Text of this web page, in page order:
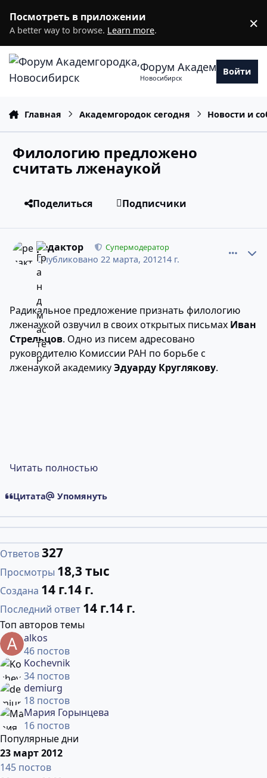
Посмотреть в приложении
A better way to browse. Learn more. ×
Форум Академгородка
Новосибирск
Войти
Главная Академгородок сегодня Новости и
Филологию предложено
считать лженаукой
Поделиться Подписчики
редактор Супермодератор
Опубликовано 22 марта, 201214 г.
Радикальное предложение признать филологию
лженаукой озвучил в своих открытых письмах Иван
Стрельцов. Одно из писем адресовано
руководителю Комиссии РАН по борьбе с
лженаукой академикуЭдуарду Круглякову.
Читать полностью
Цитата Упомянуть
Ответов327
Просмотры 18,3 тыс
Создана 14 г.14 г.
Последний ответ 14 г.14 г.
Топ авторов темы
alkos
46 постов
Kochevnik
34 постов
demiurg
18 постов
Мария Горынцева
16 постов
Популярные дни
23 март 2012
145 постов